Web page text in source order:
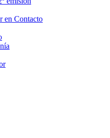
en Contacto